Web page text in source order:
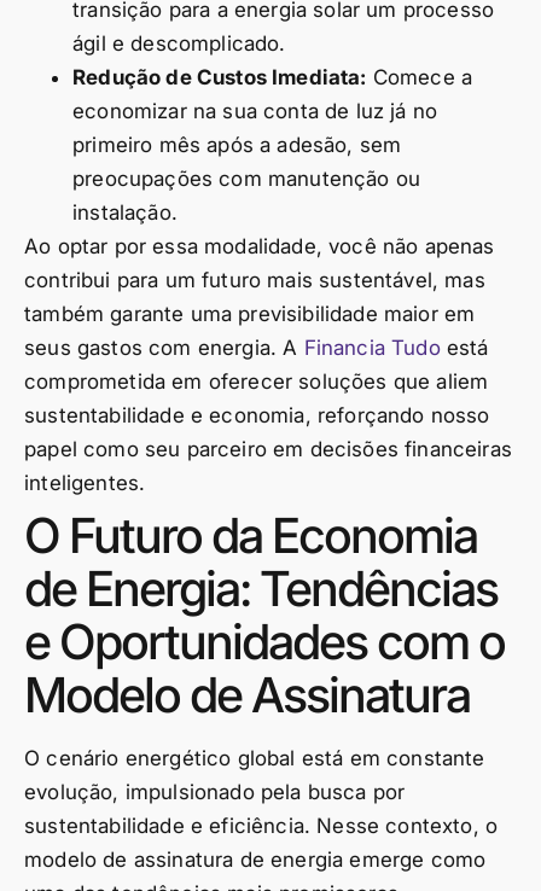
transição para a energia solar um processo
ágil e descomplicado.
Redução de Custos Imediata: Comece a
economizar na sua conta de luz já no
primeiro mês após a adesão, sem
preocupações com manutenção ou
instalação.
Ao optar por essa modalidade, você não apenas
contribui para um futuro mais sustentável, mas
também garante uma previsibilidade maior em
seus gastos com energia. A Financia Tudoestá
comprometida em oferecer soluções que aliem
sustentabilidade e economia, reforçando nosso
papel como seu parceiro em decisões financeiras
inteligentes.
O Futuro da Economia
de Energia: Tendências
e Oportunidades com o
Modelo de Assinatura
O cenário energético global está em constante
evolução, impulsionado pela busca por
sustentabilidade e eficiência. Nesse contexto, o
modelo de assinatura de energia emerge como